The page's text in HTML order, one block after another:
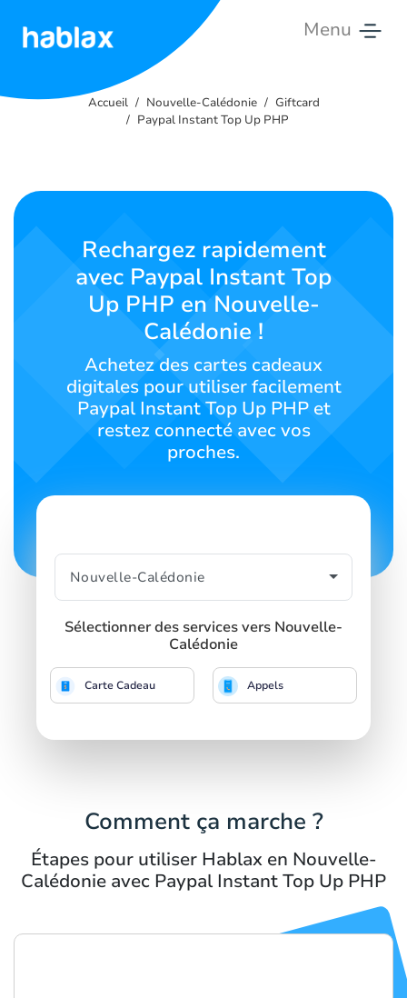
Menu
nous
Français
SIGN UP
Accueil Nouvelle-Calédonie
Giftcard
Paypal Instant Top Up PHP
Rechargez rapidement
avec Paypal Instant Top
Up PHP en Nouvelle-
Calédonie !
Achetez des cartes cadeaux
digitales pour utiliser facilement
Paypal Instant Top Up PHP et
restez connecté avec vos
proches.
Sélectionner des services vers Nouvelle-
Calédonie
Carte Cadeau Appels
Comment ça marche ?
Étapes pour utiliser Hablax en Nouvelle-
Calédonie avec Paypal Instant Top Up PHP